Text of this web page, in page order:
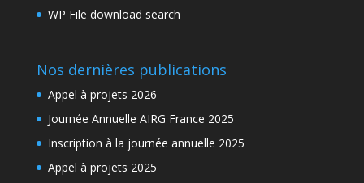
WP File download search
Nos dernières publications
Appel à projets 2026
Journée Annuelle AIRG France 2025
Inscription à la journée annuelle 2025
Appel à projets 2025